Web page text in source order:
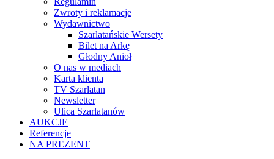
Zwroty i reklamacje
Wydawnictwo
Szarlatańskie Wersety
Bilet na Arkę
Głodny Anioł
O nas w mediach
Karta klienta
TV Szarlatan
Newsletter
Ulica Szarlatanów
AUKCJE
Referencje
NA PREZENT